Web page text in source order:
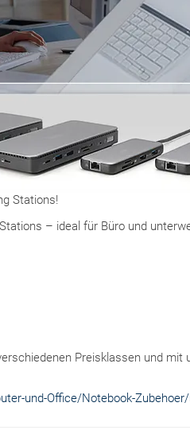
Stations!
– ideal für Büro und
Preisklassen und mit
und-Office/Notebook-